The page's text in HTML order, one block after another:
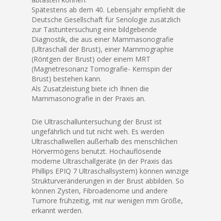
Spätestens ab dem 40. Lebensjahr empfiehlt die
Deutsche Gesellschaft für Senologie zusätzlich
zur Tastuntersuchung eine bildgebende
Diagnostik, die aus einer Mammasonografie
(Ultraschall der Brust), einer Mammographie
(Röntgen der Brust) oder einem MRT
(Magnetresonanz Tomografie- Kernspin der
Brust) bestehen kann.
Als Zusatzleistung biete ich Ihnen die
Mammasonografie in der Praxis an.
Die Ultraschalluntersuchung der Brust ist
ungefährlich und tut nicht weh. Es werden
Ultraschallwellen außerhalb des menschlichen
Hörvermögens benutzt. Hochauflösende
moderne Ultraschallgeräte (in der Praxis das
Phillips EPIQ 7 Ultraschallsystem) können winzige
Strukturveränderungen in der Brust abbilden. So
können Zysten, Fibroadenome und andere
Tumore frühzeitig, mit nur wenigen mm Größe,
erkannt werden.